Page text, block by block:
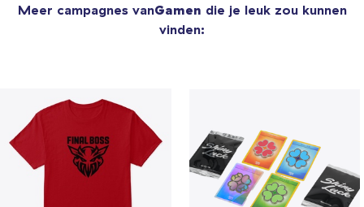
Meer campagnes vanGamen die je leuk zou kunnen
vinden: